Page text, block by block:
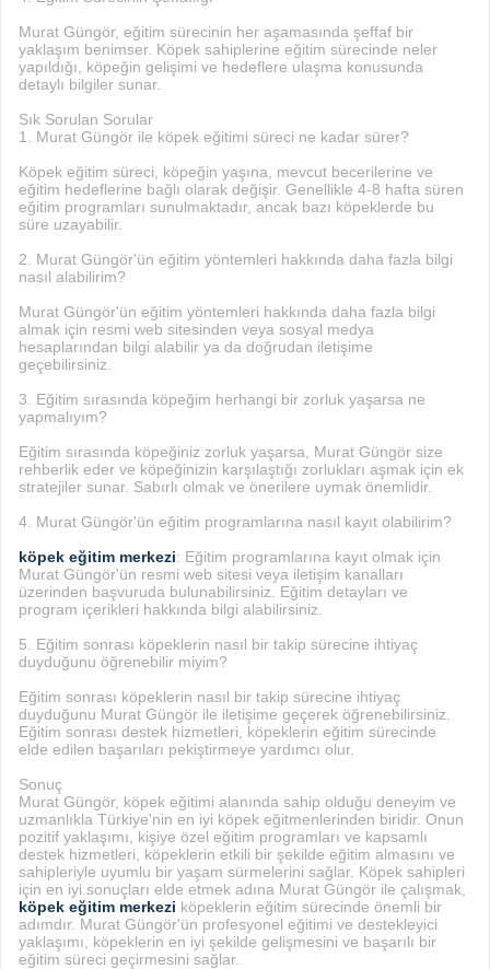
Murat Güngör, eğitim sürecinin her aşamasında şeffaf bir
yaklaşım benimser. Köpek sahiplerine eğitim sürecinde neler
yapıldığı, köpeğin gelişimi ve hedeflere ulaşma konusunda
detaylı bilgiler sunar.
Sık Sorulan Sorular
1. Murat Güngör ile köpek eğitimi süreci ne kadar sürer?
Köpek eğitim süreci, köpeğin yaşına, mevcut becerilerine ve
eğitim hedeflerine bağlı olarak değişir. Genellikle 4-8 hafta süren
eğitim programları sunulmaktadır, ancak bazı köpeklerde bu
süre uzayabilir.
2. Murat Güngör'ün eğitim yöntemleri hakkında daha fazla bilgi
nasıl alabilirim?
Murat Güngör'ün eğitim yöntemleri hakkında daha fazla bilgi
almak için resmi web sitesinden veya sosyal medya
hesaplarından bilgi alabilir ya da doğrudan iletişime
geçebilirsiniz.
3. Eğitim sırasında köpeğim herhangi bir zorluk yaşarsa ne
yapmalıyım?
Eğitim sırasında köpeğiniz zorluk yaşarsa, Murat Güngör size
rehberlik eder ve köpeğinizin karşılaştığı zorlukları aşmak için ek
stratejiler sunar. Sabırlı olmak ve önerilere uymak önemlidir.
4. Murat Güngör'ün eğitim programlarına nasıl kayıt olabilirim?
köpek eğitim merkezi: Eğitim programlarına kayıt olmak için
Murat Güngör'ün resmi web sitesi veya iletişim kanalları
üzerinden başvuruda bulunabilirsiniz. Eğitim detayları ve
program içerikleri hakkında bilgi alabilirsiniz.
5. Eğitim sonrası köpeklerin nasıl bir takip sürecine ihtiyaç
duyduğunu öğrenebilir miyim?
Eğitim sonrası köpeklerin nasıl bir takip sürecine ihtiyaç
duyduğunu Murat Güngör ile iletişime geçerek öğrenebilirsiniz.
Eğitim sonrası destek hizmetleri, köpeklerin eğitim sürecinde
elde edilen başarıları pekiştirmeye yardımcı olur.
Sonuç
Murat Güngör, köpek eğitimi alanında sahip olduğu deneyim ve
uzmanlıkla Türkiye'nin en iyi köpek eğitmenlerinden biridir. Onun
pozitif yaklaşımı, kişiye özel eğitim programları ve kapsamlı
destek hizmetleri, köpeklerin etkili bir şekilde eğitim almasını ve
sahipleriyle uyumlu bir yaşam sürmelerini sağlar. Köpek sahipleri
için en iyi sonuçları elde etmek adına Murat Güngör ile çalışmak,
köpek eğitim merkezi köpeklerin eğitim sürecinde önemli bir
adımdır. Murat Güngör'ün profesyonel eğitimi ve destekleyici
yaklaşımı, köpeklerin en iyi şekilde gelişmesini ve başarılı bir
eğitim süreci geçirmesini sağlar.